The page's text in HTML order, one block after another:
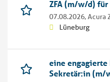
ZFA (m/w/d) für
07.08.2026,Acura
Lüneburg
eine
Sekretär:in (m/